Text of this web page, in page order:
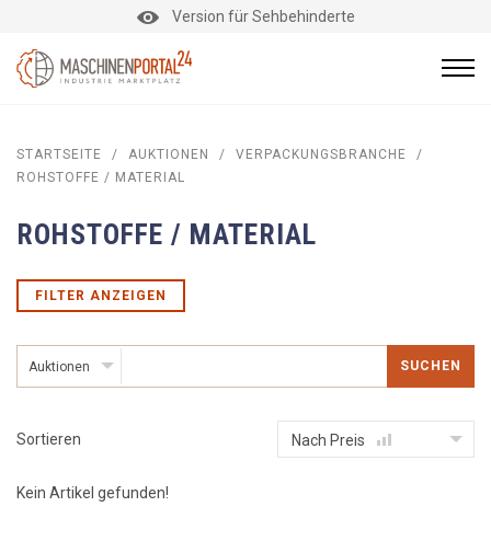
Version für Sehbehinderte
STARTSEITE / AUKTIONEN / VERPACKUNGSBRANCHE
/
ROHSTOFFE / MATERIAL
ROHSTOFFE / MATERIAL
FILTER ANZEIGEN
Auktionen SUCHEN
Sortieren Nach Preis
Kein Artikel gefunden!